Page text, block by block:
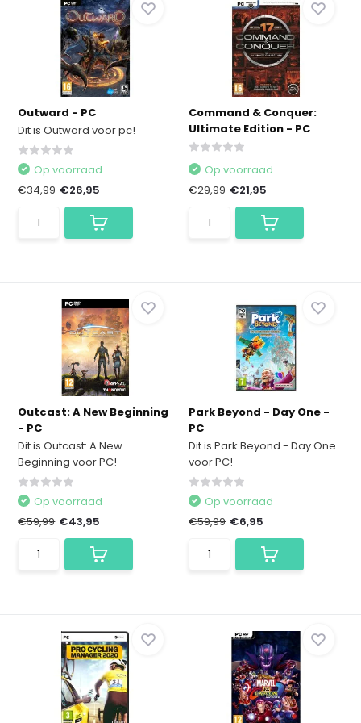
Outward - PC
Dit is Outward voor pc!
Op voorraad
€34,99 €26,95
Command & Conquer:
Ultimate Edition - PC
Op voorraad
€29,99 €21,95
Outcast: A New Beginning
- PC
Dit is Outcast: A New
Beginning voor PC!
Op voorraad
€59,99 €43,95
Park Beyond - Day One -
PC
Dit is Park Beyond - Day One
voor PC!
Op voorraad
€59,99 €6,95